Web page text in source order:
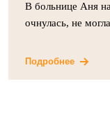
В больнице Аня
очнулась, не
Подробнее